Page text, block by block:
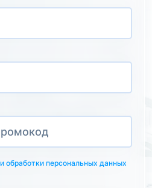
обработки персональных данных